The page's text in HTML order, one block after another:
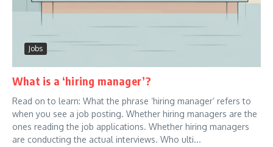
Jobs
What is a ‘hiring manager’?
Read on to learn: What the phrase ‘hiring manager’ refers to
when you see a job posting. Whether hiring managers are the
ones reading the job applications. Whether hiring managers
are conducting the actual interviews. Who ulti...